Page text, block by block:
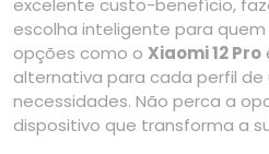
escolha inteligente para
opções como o Xiaomi 12 Pro
alternativa para cada perfil de
necessidades. Não perca a
dispositivo que transforma a